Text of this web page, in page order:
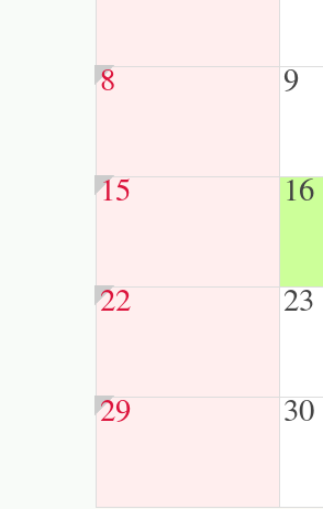
8 9
15 16
22 23
29 30